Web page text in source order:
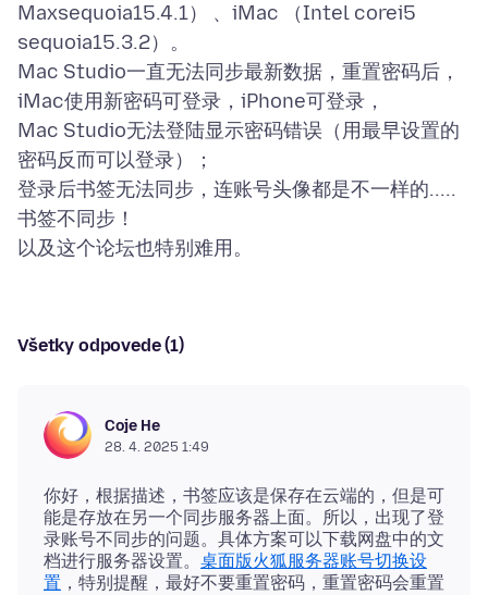
Maxsequoia15.4.1） 、iMac （Intel corei5
sequoia15.3.2）。
Mac Studio一直无法同步最新数据，重置密码后，
iMac使用新密码可登录，iPhone可登录，
Mac Studio无法登陆显示密码错误（用最早设置的
密码反而可以登录）；
登录后书签无法同步，连账号头像都是不一样的.....
书签不同步！
Všetky odpovede (1)
Coje He
28. 4. 2025 1:49
你好，根据描述，书签应该是保存在云端的，但是可
能是存放在另一个同步服务器上面。所以，出现了登
录账号不同步的问题。具体方案可以下载网盘中的文
档进行服务器设置。 桌面版火狐服务器账号切换设
置 ，特别提醒，最好不要重置密码，重置密码会重置